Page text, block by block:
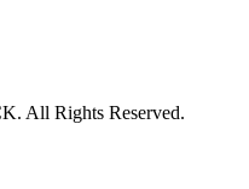
All Rights Reserved.